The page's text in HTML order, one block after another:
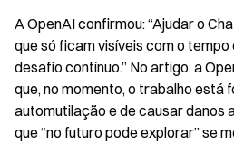
A OpenAI confirmou: “Ajudar o
que só ficam visíveis com o tempo
desafio contínuo.” No artigo, a
que, no momento, o trabalho está
automutilação e de causar danos
que “no futuro pode explorar” se